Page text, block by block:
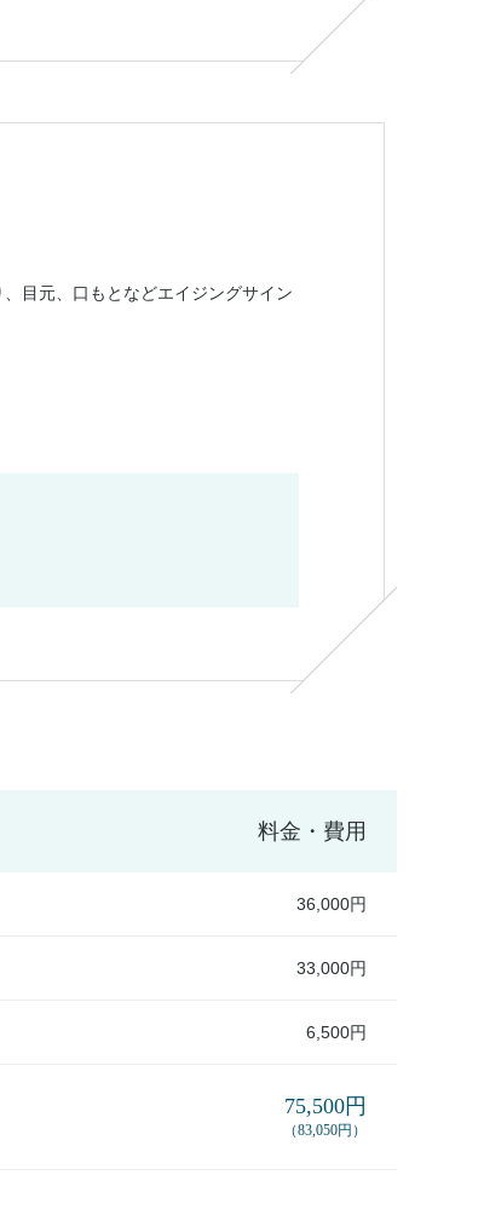
目元、口もとなどエイジングサイン
料金・費用
36,000円
33,000円
6,500円
75,500円
（83,050円）